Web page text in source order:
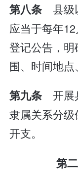
第八条县级
应当于每年
登记公告，
围、时间地点
第九条开展
隶属关系分
开支。
第